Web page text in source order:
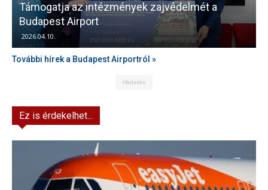
Támogatja az intézmények zajvédelmét a
Budapest Airport
2026.04.10.
További hírek a Budapest Airportról »
Hirdetés
Ez is érdekelhet...